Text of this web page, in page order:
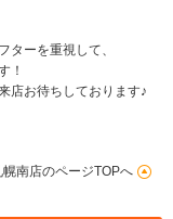
ターを重視して、
！
店お待ちしております♪
南店のページTOPへ